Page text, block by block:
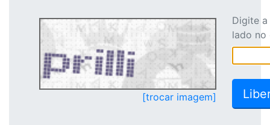
[trocar imagem]
Digite
lado no